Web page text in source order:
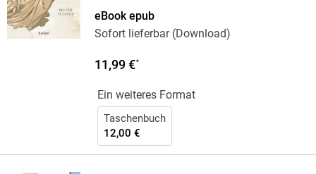
eBook epub
Sofort lieferbar (Download)
11,99 €*
Ein weiteres Format
Taschenbuch
12,00 €